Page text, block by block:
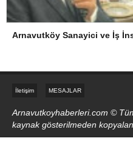
İletişim MESAJLAR
Arnavutkoyhaberleri.com ©
kaynak gösterilmeden